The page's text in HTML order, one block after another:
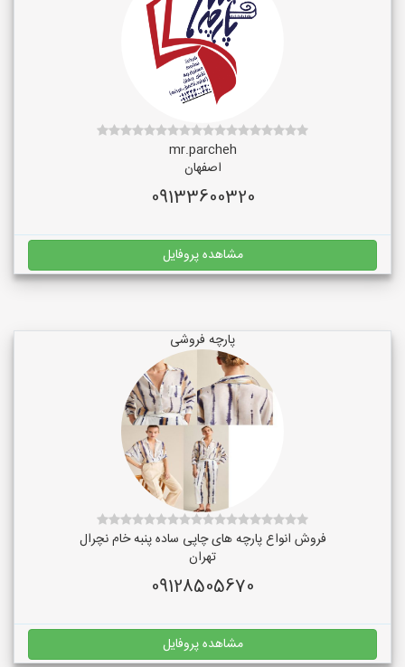
mr.parcheh
اصفهان
09133600320
مشاهده پروفایل
پارچه فروشی
فروش انواع پارچه های چاپی ساده پنبه خام نچرال
تهران
09128505670
مشاهده پروفایل